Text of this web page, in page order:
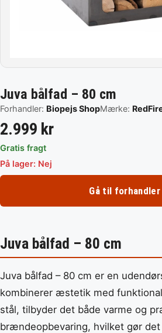
Juva bålfad – 80 cm
Forhandler: Biopejs ShopMærke:
2.999 kr
Gratis fragt
På lager: Nej
Gå til
Juva bålfad – 80 cm
Juva bålfad – 80 cm er en
kombinerer æstetik med
stål, tilbyder det både varme og
brændeopbevaring, hvilket gør